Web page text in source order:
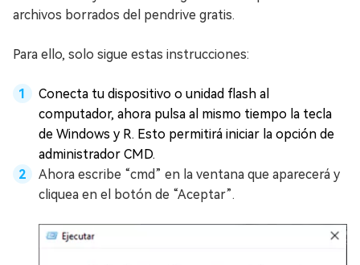
archivos borrados del pendrive gratis.
Para ello, solo sigue estas instrucciones:
Conecta tu dispositivo o unidad flash al
computador, ahora pulsa al mismo tiempo la tecla
de Windows y R. Esto permitirá iniciar la opción de
administrador CMD.
Ahora escribe “cmd” en la ventana que aparecerá y
cliquea en el botón de “Aceptar”.